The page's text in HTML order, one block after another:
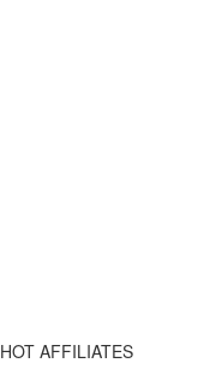
HOT AFFILIATES